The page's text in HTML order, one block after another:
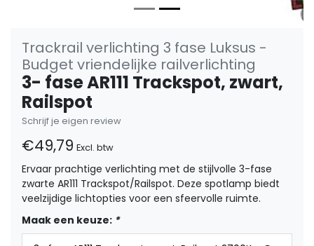
Trackrail verlichting 3 fase Luksus -
Budget vriendelijke railverlichting
3- fase AR111 Trackspot, zwart,
Railspot
Schrijf je eigen review
€49,79 Excl. btw
Ervaar prachtige verlichting met de stijlvolle 3-fase
zwarte AR111 Trackspot/Railspot. Deze spotlamp biedt
veelzijdige lichtopties voor een sfeervolle ruimte.
Maak een keuze: *